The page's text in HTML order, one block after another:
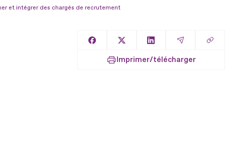
et intégrer des chargés de recrutement
Partager sur Facebook
Partager sur XPartager sur LinkedIn
Partager par
Copier
Imprimer/télécharger